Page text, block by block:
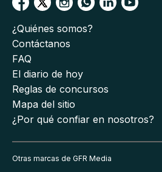
¿Quiénes somos?
Contáctanos
FAQ
El diario de hoy
Reglas de concursos
Mapa del sitio
¿Por qué confiar en nosotros?
Otras marcas de GFR Media